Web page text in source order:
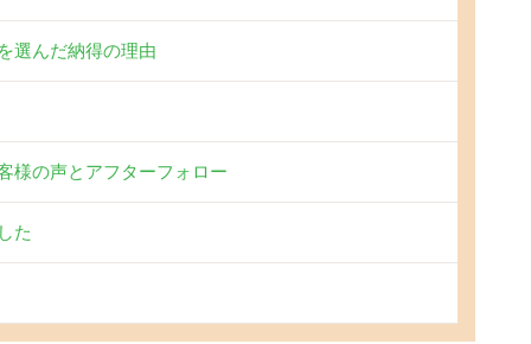
選んだ納得の理由
様の声とアフターフォロー
た